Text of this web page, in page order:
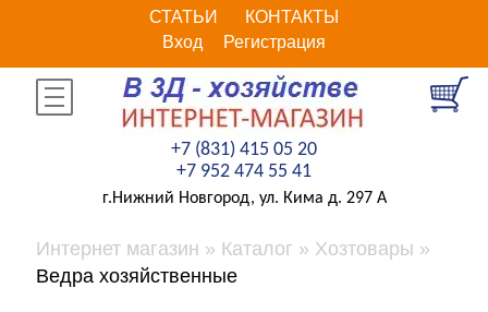
СТАТЬИ
КОНТАКТЫ
Вход
Регистрация
+7 (831) 415 05 20
+7 952 474 55 41
г.Нижний Новгород, ул. Кима д. 297 А
Интернет магазин Каталог
Хозтовары
Ведра хозяйственные